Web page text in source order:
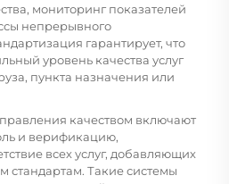
мониторинг показателей
непрерывного
гарантирует, что
уровень качества услуг
пункта назначения или
качеством включают
и верификацию,
всех услуг, добавляющих
стандартам. Такие системы